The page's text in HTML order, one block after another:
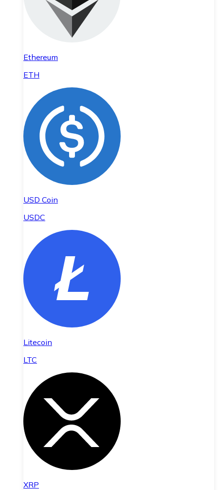
Ethereum
ETH
USD Coin
USDC
Litecoin
LTC
XRP